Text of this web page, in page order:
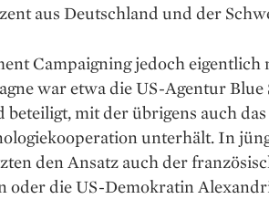
aus Deutschland und der
Campaigning jedoch eigentlich
war etwa die US-Agentur Blue
mit der übrigens auch
unterhält. In
den Ansatz auch der
oder die US-Demokratin